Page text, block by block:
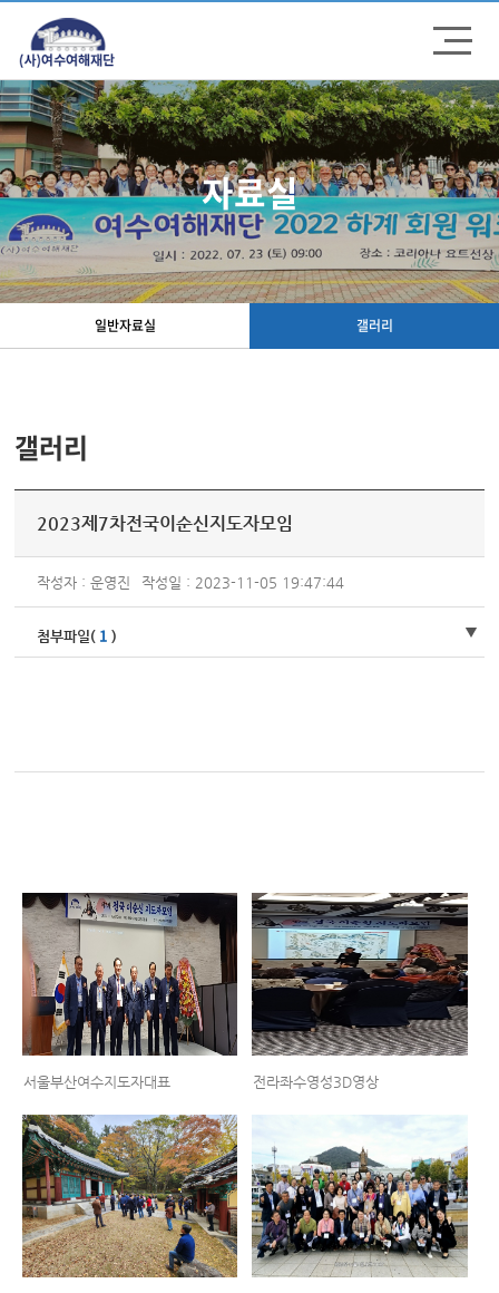
주메뉴 바로가기
컨텐츠 바로가기
자료실
일반자료실 갤러리
갤러리
2023제7차전국이순신지도자모임
작성자 : 운영진 작성일 : 2023-11-05 19:47:44
첨부파일( 1 )
서울부산여수지도자대표 전라좌수영성3D영상